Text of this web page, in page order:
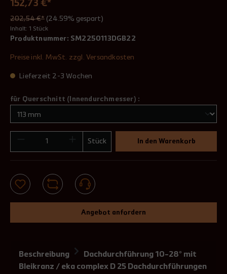
152,73 €*
202,54 €* (24.59% gespart)
Inhalt: 1 Stück
Produktnummer: SM2250113DGB22
Preise inkl. MwSt. zzgl. Versandkosten
Lieferzeit 2-3 Wochen
für Querschnitt (Innendurchmesser) :
Stück In den Warenkorb
Angebot anfordern
Beschreibung
Dachdurchführung 10-28° mit
Bleikranz / eka complex D 25 Dachdurchführungen